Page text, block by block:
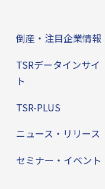
倒産・注目企業情報
TSRデータインサイ
ト
TSR-PLUS
ニュース・リリース
セミナー・イベント